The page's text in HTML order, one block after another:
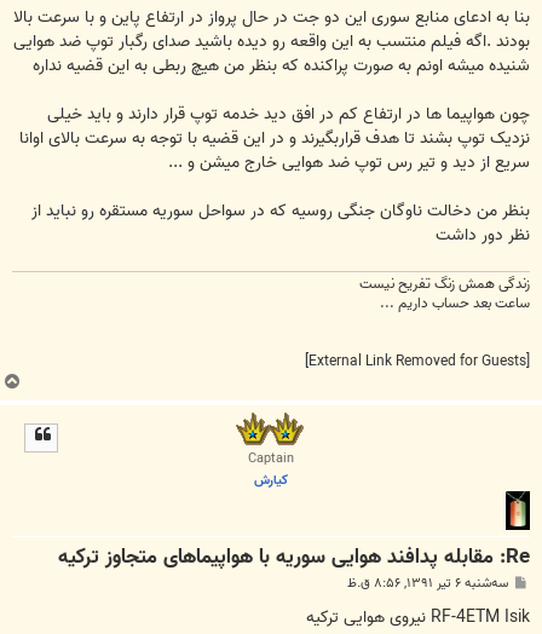
ت
بنا به ادعای منابع سوری این دو جت در حال پرواز در ارتفاع پاین و با سرعت بالا
بودند .اگه فیلم منتسب به این واقعه رو دیده باشید صدای رگبار توپ ضد هوایی
شنیده میشه اونم به صورت پراکنده که بنظر من هیچ ربطی به این قضیه نداره
چون هواپیما ها در ارتفاع کم در افق دید خدمه توپ قرار دارند و باید خیلی
نزدیک توپ بشند تا هدف قراربگیرند و در این قضیه با توجه به سرعت بالای اوانا
سریع از دید و تیر رس توپ ضد هوایی خارج میشن و ...
بنظر من دخالت ناوگان جنگی روسیه که در سواحل سوریه مستقره رو نباید از
نظر دور داشت
زندگی همش زنگ تفریح نیست
ساعت بعد حساب داریم ...
ب
ا
Captain
كيارش
Re: مقابله پدافند هوایی سوریه با هواپیما‌های متجاوز ترکیه
پ
ت
سه‌شنبه ۶ تیر ۱۳۹۱, ۸:۵۶ ق.ظ
RF-4ETM Isik نیروی هوایی ترکیه